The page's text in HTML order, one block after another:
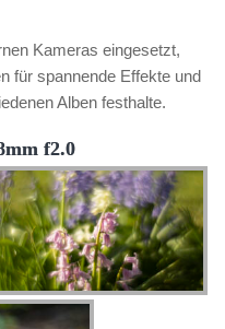
Kameras eingesetzt,
für spannende Effekte und
Alben festhalte.
f2.0